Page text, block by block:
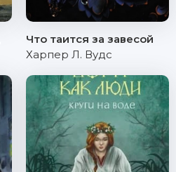
Что таится за завесой
Харпер Л. Вудс